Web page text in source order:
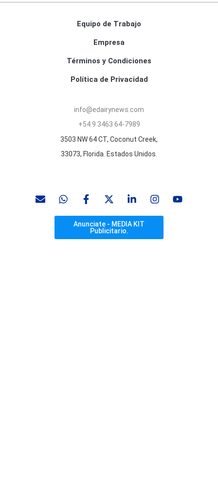
Equipo de Trabajo
Empresa
Términos y Condiciones
Política de Privacidad
info@edairynews.com
+54 9 3463 64-7989
3503 NW 64 CT, Coconut Creek,
33073, Florida. Estados Unidos.
Anunciate - MEDIA KIT
Publicitario.